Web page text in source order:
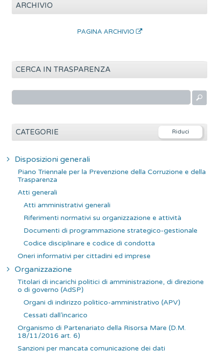
ARCHIVIO
PAGINA ARCHIVIO
CERCA IN TRASPARENZA
r
CATEGORIE
Disposizioni generali
Piano Triennale per la Prevenzione della Corruzione e della
Trasparenza
Atti generali
Atti amministrativi generali
Riferimenti normativi su organizzazione e attività
Documenti di programmazione strategico-gestionale
Codice disciplinare e codice di condotta
Oneri informativi per cittadini ed imprese
Organizzazione
Titolari di incarichi politici di amministrazione, di direzione
o di governo (AdSP)
Organi di indirizzo politico-amministrativo (APV)
Cessati dall’incarico
Organismo di Partenariato della Risorsa Mare (D.M.
18/11/2016 art. 6)
Sanzioni per mancata comunicazione dei dati